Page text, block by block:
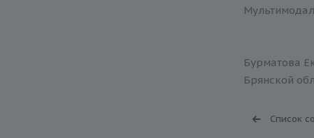
Бурматова
Брянской
Список